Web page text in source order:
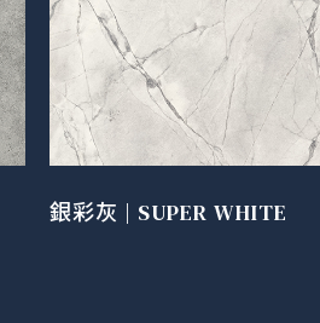
銀彩灰 | SUPER WHITE